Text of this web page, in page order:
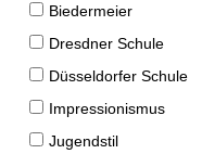
Biedermeier
Dresdner Schule
Düsseldorfer Schule
Impressionismus
Jugendstil